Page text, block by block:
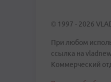
© 1997 - 2026
При любом
ссылка на
Коммерческий